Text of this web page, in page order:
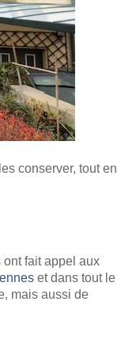
conserver, tout en
fait appel aux
et dans tout le
mais aussi de